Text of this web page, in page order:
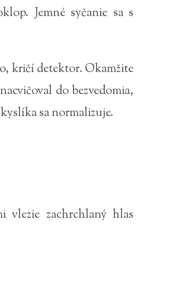
Jemné syčanie sa s
kričí detektor. Okamžite
do bezvedomia,
sa normalizuje.
vlezie zachrchlaný hlas